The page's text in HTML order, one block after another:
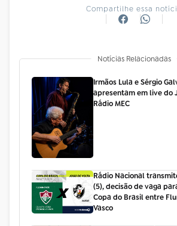
Compartilhe essa
Notícias Relacionadas
Irmãos Lula e Sérgio
apresentam em live do
Rádio MEC
Rádio Nacional
(5), decisão de vaga
Copa do Brasil entre
Vasco